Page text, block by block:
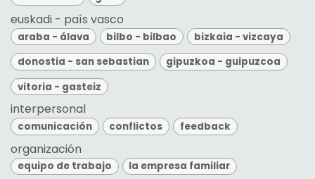
euskadi - país vasco
araba - álava bilbo - bilbao
bizkaia - vizcaya
donostia - san sebastian
gipuzkoa - guipuzcoa
vitoria - gasteiz
interpersonal
comunicación conflictos feedback
organización
equipo de trabajo
la empresa familiar